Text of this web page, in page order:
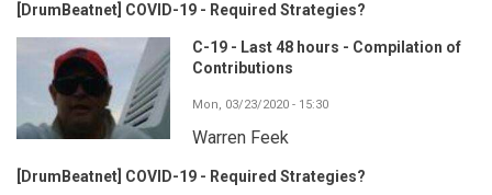
[DrumBeatnet] COVID-19 - Required Strategies?
C-19 - Last 48 hours - Compilation of
Contributions
Mon, 03/23/2020 - 15:30
Warren Feek
[DrumBeatnet] COVID-19 - Required Strategies?